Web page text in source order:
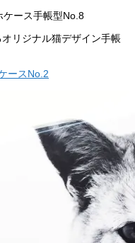
リジナル猫デザイン手帳
ースNo.2